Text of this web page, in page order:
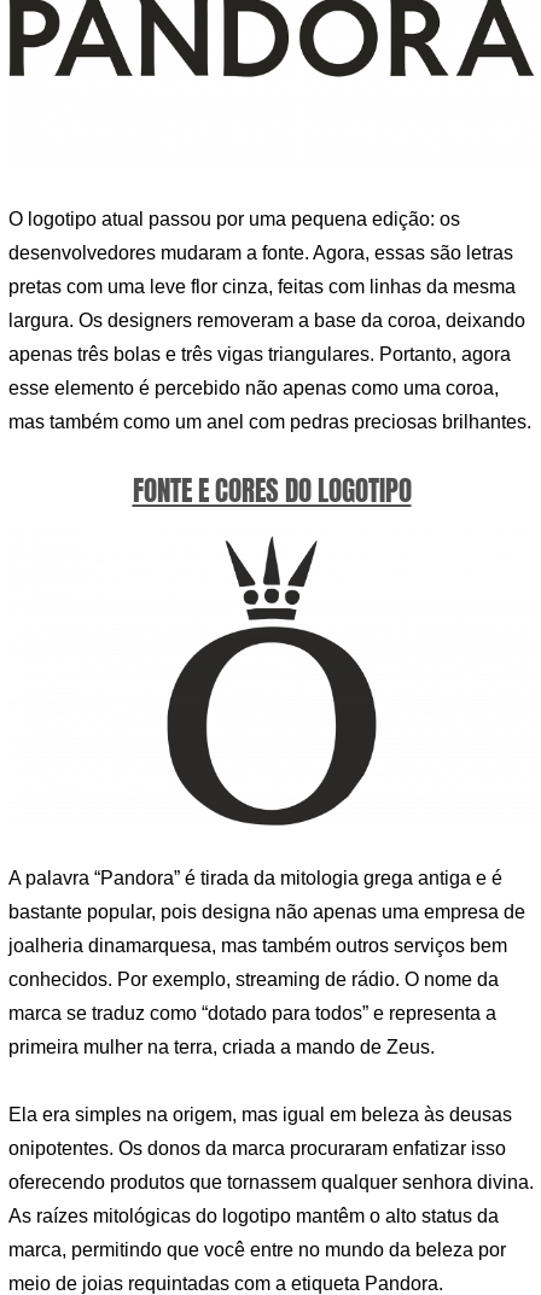
O logotipo atual passou por uma pequena edição: os
desenvolvedores mudaram a fonte. Agora, essas são letras
pretas com uma leve flor cinza, feitas com linhas da mesma
largura. Os designers removeram a base da coroa, deixando
apenas três bolas e três vigas triangulares. Portanto, agora
esse elemento é percebido não apenas como uma coroa,
mas também como um anel com pedras preciosas brilhantes.
FONTE E CORES DO LOGOTIPO
A palavra “Pandora” é tirada da mitologia grega antiga e é
bastante popular, pois designa não apenas uma empresa de
joalheria dinamarquesa, mas também outros serviços bem
conhecidos. Por exemplo, streaming de rádio. O nome da
marca se traduz como “dotado para todos” e representa a
primeira mulher na terra, criada a mando de Zeus.
Ela era simples na origem, mas igual em beleza às deusas
onipotentes. Os donos da marca procuraram enfatizar isso
oferecendo produtos que tornassem qualquer senhora divina.
As raízes mitológicas do logotipo mantêm o alto status da
marca, permitindo que você entre no mundo da beleza por
meio de joias requintadas com a etiqueta Pandora.